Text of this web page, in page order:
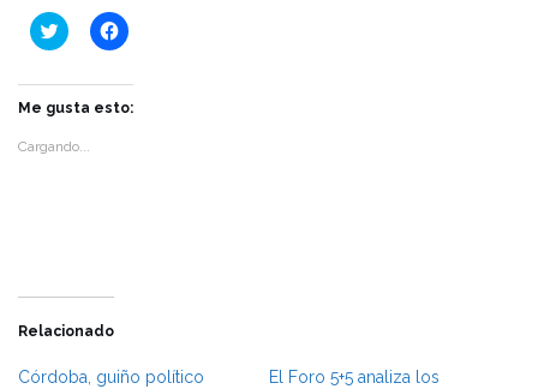
Haz
clic
en
Twitter
abre
en
Haz
clic
en
Facebook
Me gusta esto:
Cargando...
Relacionado
Córdoba, guiño político
El Foro 5+5 analiza los